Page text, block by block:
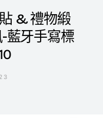
& 禮物緞
藍牙手寫標